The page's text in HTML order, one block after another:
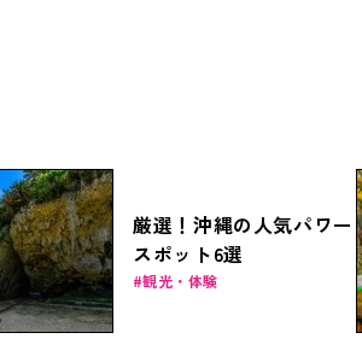
厳選！沖縄の人気パワー
スポット6選
観光・体験